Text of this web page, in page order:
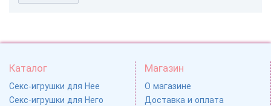
Каталог
Секс-игрушки для Нее
Секс-игрушки для Него
Магазин
О магазине
Доставка и оплата